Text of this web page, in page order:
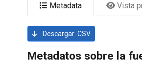
Metadata Vista
Descargar .CSV
Metadatos sobre la